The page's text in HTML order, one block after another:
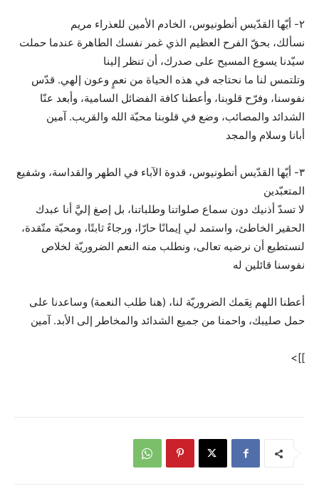
٢- أيّها القدّيس أنطونيوس، الخادم الأمين للعذراء مريم
نسألك، بحقّ الفرح العظيم الذي غمر نفسك الطاهرة عندما حملت
سيّدنا يسوع المسيح على صدرك، أن تنظر إلينا
وتلتمس لنا ما نحتاجه في هذه الحياة من نعمٍ وعون إلهي. قدّس
نفوسنا، وفرّح قلوبنا، وأعطنا كافة الفضائل السامية، وأبعد عنّا
الشدائد والمصائب، وضع في قلوبنا محبّة الله والقريب. آمين
أبانا وسلام والمجد
٣- أيّها القدّيس أنطونيوس، قدوة الآباء في الطهر والقداسة، وشفيع
المتعبّدين
لا تسدّ أذنيك دون سماع صلواتنا وطلباتنا، بل إصغ إليَّ أنا عبدك
الحقير الخاطئ، واستمد لي إيمانًا حارّا، ورجاءً ثابتًا، ومحبّة متّقدة،
لنستطيع أن نرضيه تعالى، ونطلب منه النعم الضروريّة لخلاص
نفوسنا قائلين له
أعطنا اللهم نِعَمك الضروريّة لنا، (هنا طلب النعمة) وساعدنا على
حمل صليبك، واحمنا من جميع الشدائد والمخاطر إلى الأبد. آمين
]]>